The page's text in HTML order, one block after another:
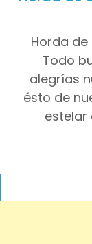
Horda
Todo
alegrías
ésto de
estelar